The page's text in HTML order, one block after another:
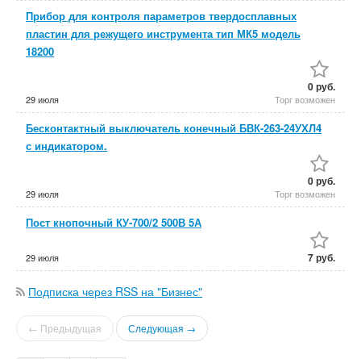
Прибор для контроля параметров твердосплавных
пластин для режущего инструмента тип МК5 модель
18200
29 июля
0 руб.
Торг возможен
Бесконтактный выключатель конечный БВК-263-24УХЛ4
с индикатором.
29 июля
0 руб.
Торг возможен
Пост кнопочный КУ-700/2 500В 5А
29 июля 7 руб.
Подписка через RSS на "Бизнес"
← Предыдущая Следующая →